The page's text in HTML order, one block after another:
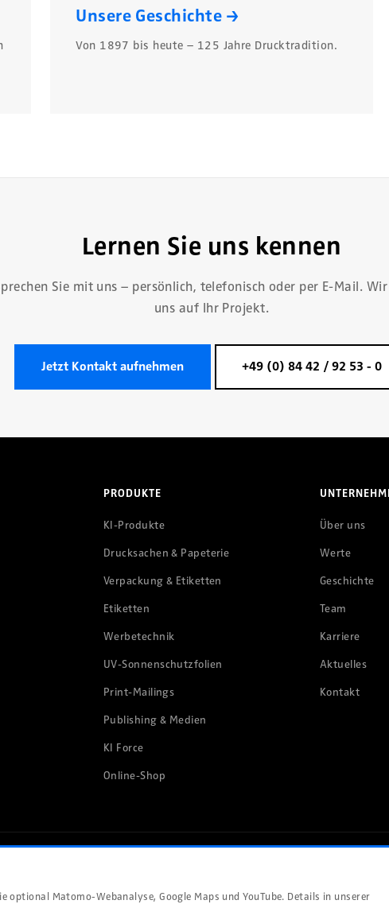
Matomo-Webanalyse, Google Maps und YouTube. Details in unserer
Unsere Geschichte →
Von 1897 bis heute – 125 Jahre Drucktradition.
Lernen Sie uns kennen
Sie mit uns – persönlich, telefonisch oder per E-Mail.
uns auf Ihr Projekt.
Jetzt Kontakt aufnehmen +49 (0) 84 42 / 92 53 - 0
PRODUKTE
KI-Produkte
Drucksachen & Papeterie
Verpackung & Etiketten
Etiketten
Werbetechnik
UV-Sonnenschutzfolien
Print-Mailings
Publishing & Medien
KI Force
Online-Shop
Über uns
Werte
Geschichte
Team
Karriere
Aktuelles
Kontakt